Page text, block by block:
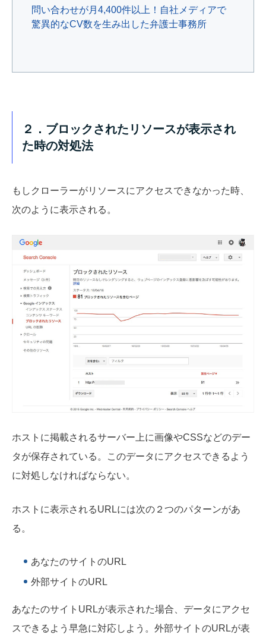
問い合わせが月4,400件以上！自社メディアで
驚異的なCV数を生み出した弁護士事務所
２．ブロックされたリソースが表示され
た時の対処法
もしクローラーがリソースにアクセスできなかった時、
次のように表示される。
ホストに掲載されるサーバー上に画像やCSSなどのデー
タが保存されている。このデータにアクセスできるよう
に対処しなければならない。
ホストに表示されるURLには次の２つのパターンがあ
る。
あなたのサイトのURL
外部サイトのURL
あなたのサイトURLが表示された場合、データにアクセ
スできるよう早急に対応しよう。外部サイトのURLが表